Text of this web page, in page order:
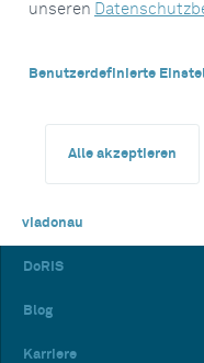
unseren
Benutzerdefinierte
Alle akzeptieren
viadonau
DoRIS
Blog
Karriere